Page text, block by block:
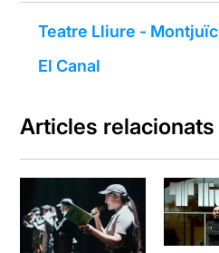
Teatre Lliure - Montjuïc
El Canal
Articles relacionats